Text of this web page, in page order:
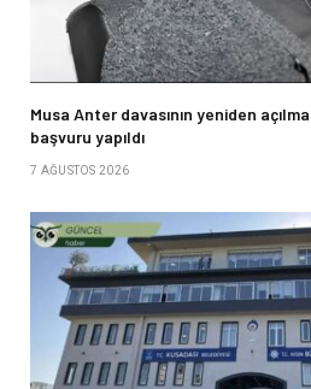
Musa Anter davasının yeniden
başvuru yapıldı
7 AĞUSTOS 2026